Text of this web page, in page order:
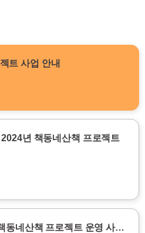
트 사업 안내
년 책동네산책 프로젝트
동네산책 프로젝트 운영 사…